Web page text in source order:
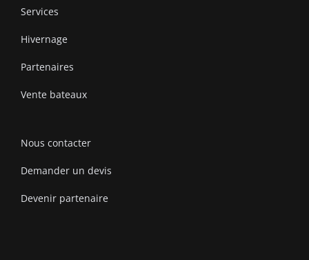
Services
Hivernage
Partenaires
Vente bateaux
Nous contacter
Demander un devis
Devenir partenaire